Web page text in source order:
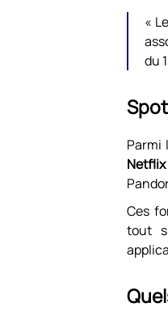
«
du
Parmi
Netflix
Ces
tout